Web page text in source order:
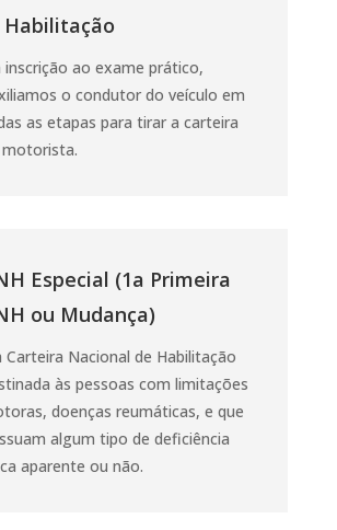
Habilitação
inscrição ao exame prático,
o condutor do veículo em
as etapas para tirar a carteira
Especial (1a Primeira
ou Mudança)
Carteira Nacional de Habilitação
às pessoas com limitações
doenças reumáticas, e que
algum tipo de deficiência
aparente ou não.